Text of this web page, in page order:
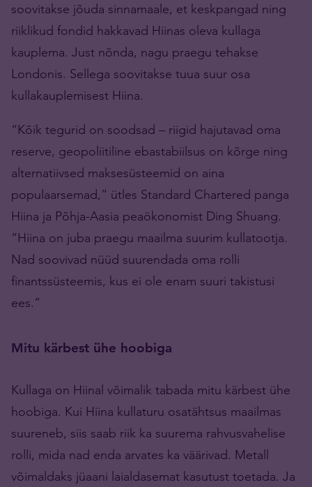
soovitakse jõuda sinnamaale, et keskpangad ning
riiklikud fondid hakkavad Hiinas oleva kullaga
kauplema. Just nõnda, nagu praegu tehakse
Londonis. Sellega soovitakse tuua suur osa
kullakauplemisest Hiina.
“Kõik tegurid on soodsad – riigid hajutavad oma
reserve, geopoliitiline ebastabiilsus on kõrge ning
alternatiivsed maksesüsteemid on aina
populaarsemad,” ütles Standard Chartered panga
Hiina ja Põhja-Aasia peaökonomist Ding Shuang.
“Hiina on juba praegu maailma suurim kullatootja.
Nad soovivad nüüd suurendada oma rolli
finantssüsteemis, kus ei ole enam suuri takistusi
ees.”
Mitu kärbest ühe hoobiga
Kullaga on Hiinal võimalik tabada mitu kärbest ühe
hoobiga. Kui Hiina kullaturu osatähtsus maailmas
suureneb, siis saab riik ka suurema rahvusvahelise
rolli, mida nad enda arvates ka väärivad. Metall
võimaldaks jüaani laialdasemat kasutust toetada. Ja